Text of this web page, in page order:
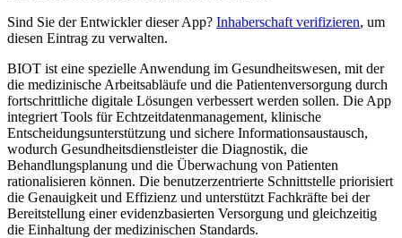
Sind Sie der Entwickler dieser App? Inhaberschaft verifizieren, um
diesen Eintrag zu verwalten.
BIOT ist eine spezielle Anwendung im Gesundheitswesen, mit der
die medizinische Arbeitsabläufe und die Patientenversorgung durch
fortschrittliche digitale Lösungen verbessert werden sollen. Die App
integriert Tools für Echtzeitdatenmanagement, klinische
Entscheidungsunterstützung und sichere Informationsaustausch,
wodurch Gesundheitsdienstleister die Diagnostik, die
Behandlungsplanung und die Überwachung von Patienten
rationalisieren können. Die benutzerzentrierte Schnittstelle priorisiert
die Genauigkeit und Effizienz und unterstützt Fachkräfte bei der
Bereitstellung einer evidenzbasierten Versorgung und gleichzeitig
die Einhaltung der medizinischen Standards.